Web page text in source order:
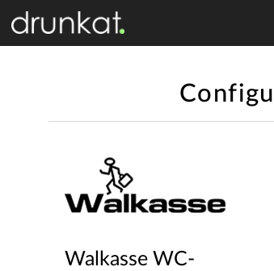
Walkasse WC-